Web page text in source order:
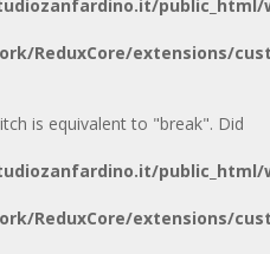
public_html/
ReduxCore/extensions/
is equivalent to "break". Did
public_html/
ReduxCore/extensions/